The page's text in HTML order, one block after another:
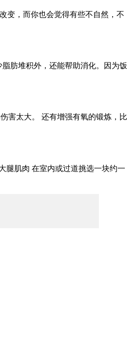
变，而你也会觉得有些不自然，不
肪堆积外，还能帮助消化。因为饭
害太大。 还有增强有氧的锻炼，比
腿肌肉 在室内或过道挑选一块约一